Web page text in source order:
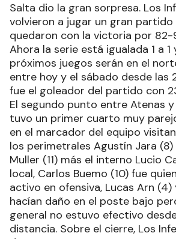
Salta dio la gran sorpresa. Los
volvieron a jugar un gran
quedaron con la victoria por 82-
Ahora la serie está igualada 1 a 1
próximos juegos serán en el
entre hoy y el sábado desde las
fue el goleador del partido con
El segundo punto entre Atenas
tuvo un primer cuarto muy
en el marcador del equipo
los perimetrales Agustín Jara
Muller (11) más el interno Lucio
local, Carlos Buemo (10) fue
activo en ofensiva, Lucas Arn
hacían daño en el poste bajo
general no estuvo efectivo
distancia. Sobre el cierre, Los